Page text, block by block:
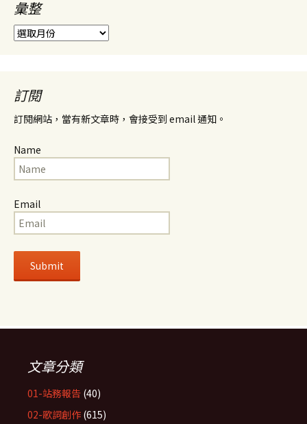
彙整
彙
整
訂閱
訂閱網站，當有新文章時，會接受到 email 通知。
Name
Email
文章分類
01-站務報告 (40)
02-歌詞創作 (615)